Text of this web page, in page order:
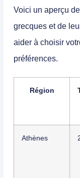
Voici un aperçu
grecques et de
aider à choisir
préférences.
Région
Athènes